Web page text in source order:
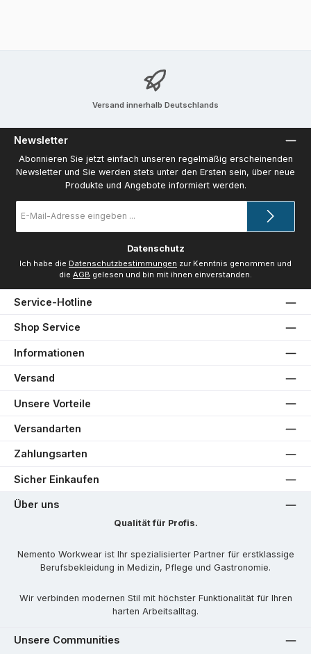
Versand innerhalb Deutschlands
Newsletter
Abonnieren Sie jetzt einfach unseren regelmäßig erscheinenden
Newsletter und Sie werden stets unter den Ersten sein, über neue
Produkte und Angebote informiert werden.
Mail-
Datenschutz
Ich habe die Datenschutzbestimmungen zur Kenntnis genommen und
die AGB gelesen und bin mit ihnen einverstanden.
Service-Hotline
Shop Service
Informationen
Versand
Unsere Vorteile
Versandarten
Zahlungsarten
Sicher Einkaufen
Über uns
Qualität für Profis.
Nemento Workwear ist Ihr spezialisierter Partner für erstklassige
Berufsbekleidung in Medizin, Pflege und Gastronomie.
Wir verbinden modernen Stil mit höchster Funktionalität für Ihren
harten Arbeitsalltag.
Unsere Communities